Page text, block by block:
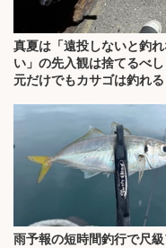
真夏は「遠投しないと釣
い」の先入観は捨てるべ
元だけでもカサゴは釣れる
雨予報の短時間釣行で尺